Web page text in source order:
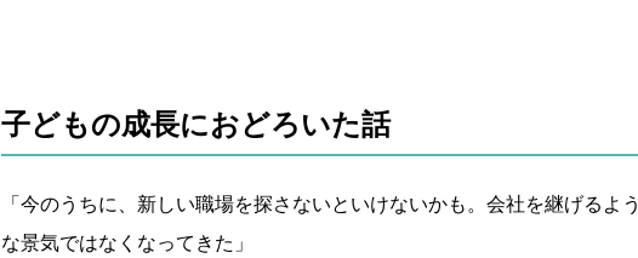
子どもの成長におどろいた話
「今のうちに、新しい職場を探さないといけないかも。会社を継げるよう
な景気ではなくなってきた」